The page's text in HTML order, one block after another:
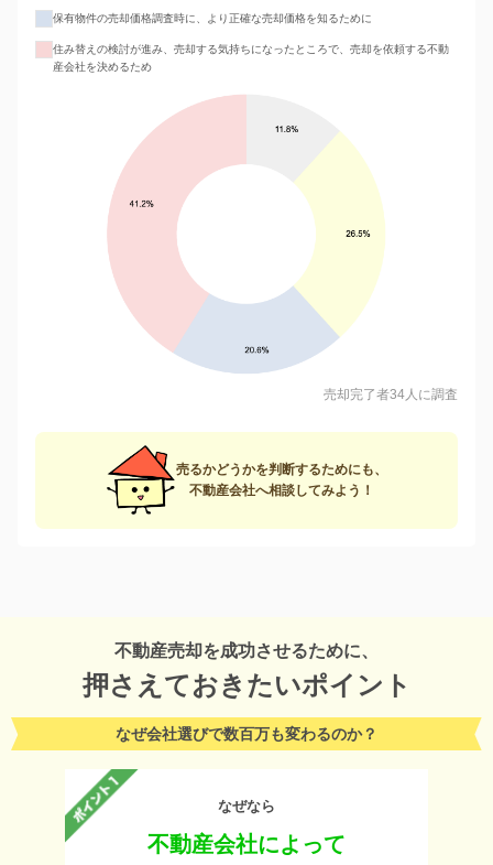
保有物件の売却価格調査時に、より正確な売却価格を知るために
住み替えの検討が進み、売却する気持ちになったところで、売却を依頼する不動
産会社を決めるため
売却完了者34人に調査
売るかどうかを判断するためにも、
不動産会社へ相談してみよう！
不動産売却を成功させるために、
押さえておきたいポイント
なぜ会社選びで数百万も変わるのか？
なぜなら
不動産会社によって